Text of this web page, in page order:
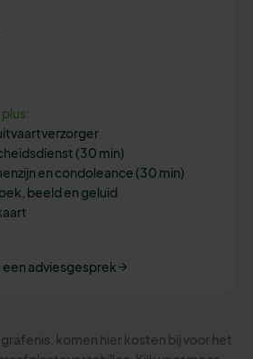
(30 min)
en condoleance (30 min)
beeld en geluid
een adviesgesprek
komen hier kosten bij voor het